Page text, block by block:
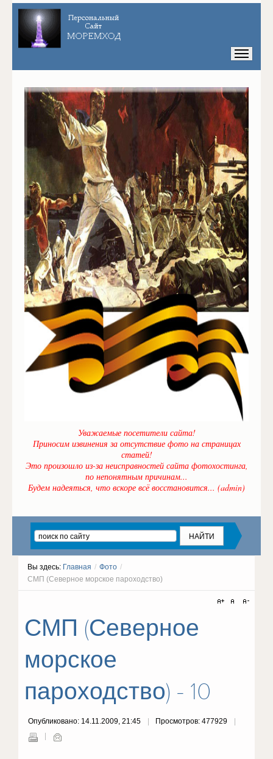
Уважаемые посетители сайта!
Приносим извинения за отсутствие фото на страницах
статей!
Это произошло из-за неисправностей сайта фотохостинга,
по непонятным причинам...
Будем надеяться, что вскоре всё восстановится... (admin)
Вы здесь: Главная / Фото /
СМП (Северное морское пароходство)
СМП (Северное
морское
пароходство) - 10
Опубликовано: 14.11.2009, 21:45 Просмотров: 477929